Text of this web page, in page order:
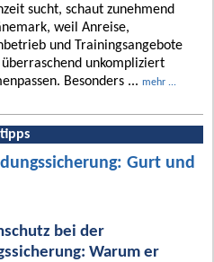
sucht, schaut zunehmend
weil Anreise,
und Trainingsangebote
unkompliziert
Besonders ... mehr ...
Gurt und
bei der
Warum er